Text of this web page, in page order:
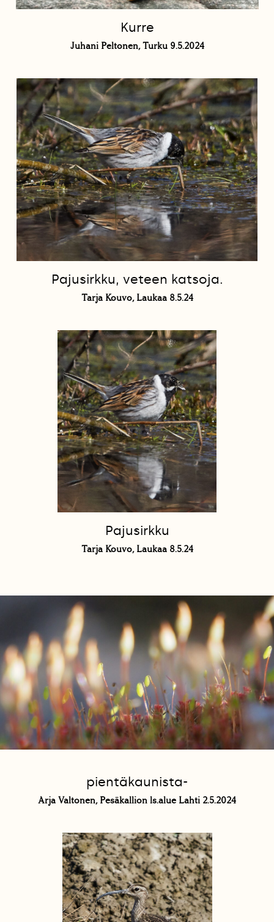
Kurre
Juhani Peltonen, Turku 9.5.2024
Pajusirkku, veteen katsoja.
Tarja Kouvo, Laukaa 8.5.24
Pajusirkku
Tarja Kouvo, Laukaa 8.5.24
pientäkaunista-
Arja Valtonen, Pesäkallion ls.alue Lahti 2.5.2024